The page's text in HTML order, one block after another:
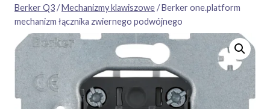
Berker Q3/Mechanizmy klawiszowe/Berker one.platform
mechanizm łącznika zwiernego podwójnego